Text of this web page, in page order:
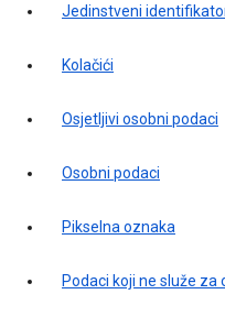
Jedinstveni
Kolačići
Osjetljivi osobni podaci
Osobni podaci
Pikselna oznaka
Podaci koji ne služe